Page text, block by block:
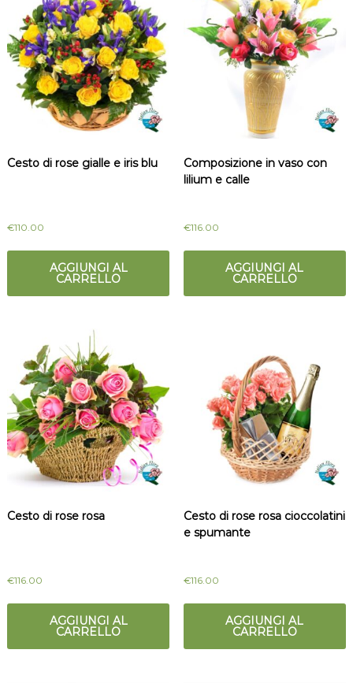
Cesto di rose gialle e iris blu
€110.00
AGGIUNGI AL
CARRELLO
Composizione in vaso con
lilium e calle
€116.00
AGGIUNGI AL
CARRELLO
Cesto di rose rosa
€116.00
AGGIUNGI AL
CARRELLO
Cesto di rose rosa cioccolatini
e spumante
€116.00
AGGIUNGI AL
CARRELLO